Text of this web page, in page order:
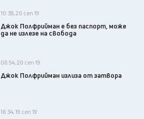
10:39, 20 сеп 19
Джок Полфрийман е без паспорт, може
да не излезе на свобода
06:54, 20 сеп 19
Джок Полфрийман излиза от затвора
16:34, 19 сеп 19